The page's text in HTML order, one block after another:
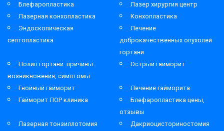
Блефаропластика
Лазер хирургия центр
Лазерная конхопластика
Конхопластика
Эндоскопическая
септопластика
Лечение
доброкачественных опухолей
гортани
Полип гортани: причины
возникновения, симптомы
Острый гайморит
Гнойный гайморит
Лечение гайморита
Гайморит ЛОР клиника
Блефаропластика цены,
отзывы
Лазерная тонзиллотомия
Дакриоцисториностомия